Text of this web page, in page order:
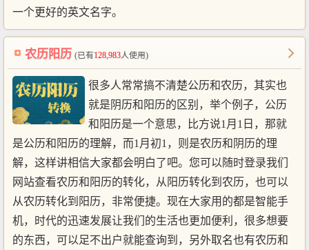
一个更好的英文名字。
农历阳历 (已有128,983人使用)
很多人常常搞不清楚公历和农历，其实也
就是阴历和阳历的区别，举个例子，公历
和阳历是一个意思，比方说1月1日，那就
是公历和阳历的理解，而1月初1，则是农历和阴历的理
解，这样讲相信大家都会明白了吧。您可以随时登录我们
网站查看农历和阳历的转化，从阳历转化到农历，也可以
从农历转化到阳历，非常便捷。现在大家用的都是智能手
机，时代的迅速发展让我们的生活也更加便利，很多想要
的东西，可以足不出户就能查询到，另外取名也有农历和